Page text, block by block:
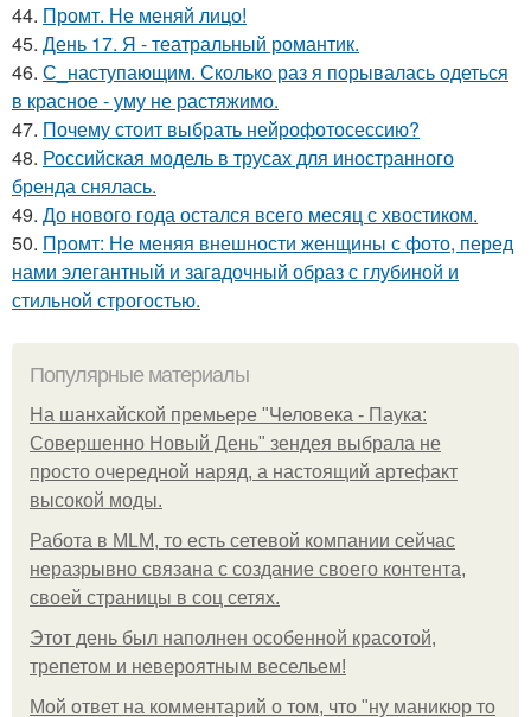
44. Промт. Не меняй лицо!
45. День 17. Я - театральный романтик.
46. С_наступающим. Сколько раз я порывалась одеться
в красное - уму не растяжимо.
47. Почему стоит выбрать нейрофотосессию?
48. Российская модель в трусах для иностранного
бренда снялась.
49. До нового года остался всего месяц с хвостиком.
50. Промт: Не меняя внешности женщины с фото, перед
нами элегантный и загадочный образ с глубиной и
стильной строгостью.
Популярные материалы
На шанхайской премьере "Человека - Паука:
Совершенно Новый День" зендея выбрала не
просто очередной наряд, а настоящий артефакт
высокой моды.
Работа в MLM, то есть сетевой компании сейчас
неразрывно связана с создание своего контента,
своей страницы в соц сетях.
Этот день был наполнен особенной красотой,
трепетом и невероятным весельем!
Мой ответ на комментарий о том, что "ну маникюр то